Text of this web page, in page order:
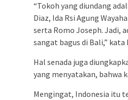
“Tokoh yang diundang
Diaz, Ida Rsi Agung
serta Romo Joseph. Jadi,
sangat bagus di Bali,” kata
Hal senada juga
yang menyatakan, bahwa
Mengingat, Indonesia itu